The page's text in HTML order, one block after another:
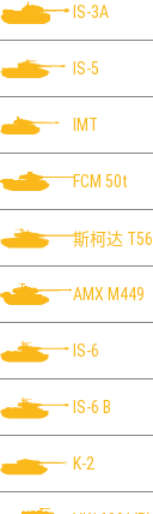
IS-3A
IS-5
IMT
FCM 50t
斯柯达 T56
AMX M449
IS-6
IS-6 B
K-2